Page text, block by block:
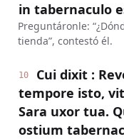
in tabernaculo
Preguntáronle:
tienda”, contestó él.
10
Cui dixit :
tempore isto,
Sara uxor tua.
ostium